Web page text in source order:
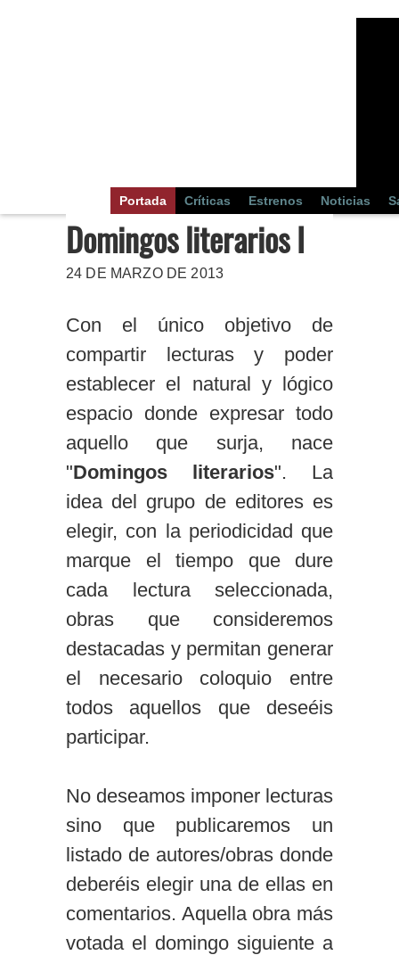
Portada Críticas Estrenos Noticias
Domingos literarios I
24 DE MARZO DE 2013
Con el único objetivo de
compartir lecturas y poder
establecer el natural y lógico
espacio donde expresar todo
aquello que surja, nace
"Domingos literarios". La
idea del grupo de editores es
elegir, con la periodicidad que
marque el tiempo que dure
cada lectura seleccionada,
obras que consideremos
destacadas y permitan generar
el necesario coloquio entre
todos aquellos que deseéis
participar.
No deseamos imponer lecturas
sino que publicaremos un
listado de autores/obras donde
deberéis elegir una de ellas en
comentarios. Aquella obra más
votada el domingo siguiente a